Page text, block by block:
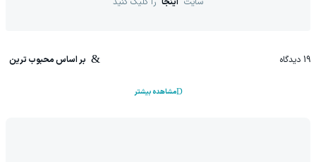
19 دیدگاه بر اساس محبوب ترین
مشاهده بیشتر